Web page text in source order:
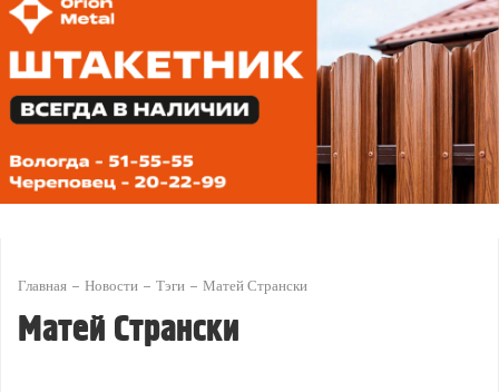
Главная Новости Тэги Матей Странски
Матей Странски